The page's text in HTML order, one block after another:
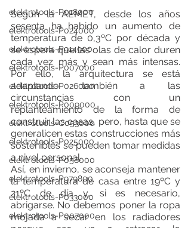
elektrotools-P018000
elektrotools-P024000
elektrotools-P914900
elektrotools-P007000
elektrotools-P026000
elektrotools-P009000
elektrotools-C053000
elektrotools-P025000
elektrotools-P058000
elektrotools-P979800
elektrotools-P033000
elektrotools-P007000
Según la AEMET, desde los años
sesenta ha habido un aumento de
temperatura de 0,3ºC por década y
se espera que las olas de calor duren
cada vez más y sean más intensas.
Por ello, la arquitectura se está
adaptando también a las
circunstancias con un
replanteamiento de la forma de
construir las casas, pero, hasta que se
generalicen estas construcciones más
sostenibles se pueden tomar medidas
a nivel personal.
Así, en invierno, se aconseja mantener
la temperatura de casa entre 19ºC y
21ºC de día y, si es necesario,
abrigarse. No debemos poner la ropa
mojada a secar en los radiadores